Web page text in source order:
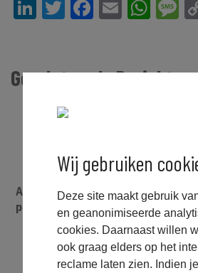
Wij gebruiken
Deze site maakt gebruik
en geanonimiseerde
cookies. Daarnaast willen
ook graag elders op het
reclame laten zien. Indien
LinkedIn
TwitterFacebook
Email
Gerelateerde Berichten
Aanbestedingswet, wat is het en
praktijk?